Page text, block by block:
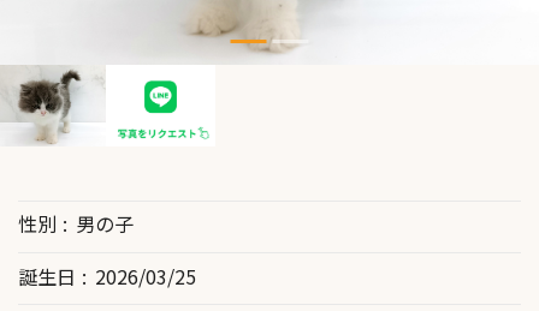
性別
男の子
誕生日
2026/03/25